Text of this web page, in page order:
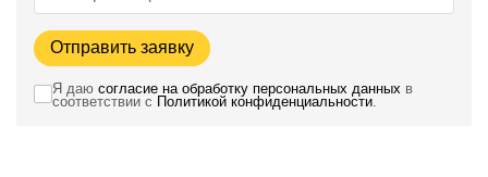
Отправить заявку
Я даю согласие на обработку персональных данных в
соответствии с Политикой конфиденциальности